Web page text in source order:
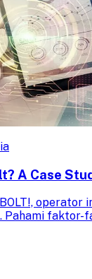
A Case
operator
Pahami faktor-
Anda.